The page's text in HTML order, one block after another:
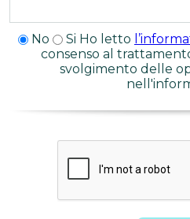
No Si Ho letto
consenso al
svolgimento delle